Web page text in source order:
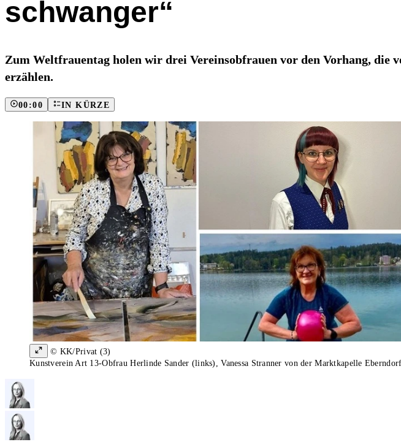
schwanger“
Zum Weltfrauentag holen wir drei Vereinsobfrauen vor den Vorhang,
erzählen.
00:00 IN KÜRZE
© KK/Privat (3)
Kunstverein Art 13-Obfrau Herlinde Sander (links), Vanessa Stranner von der Marktkapelle